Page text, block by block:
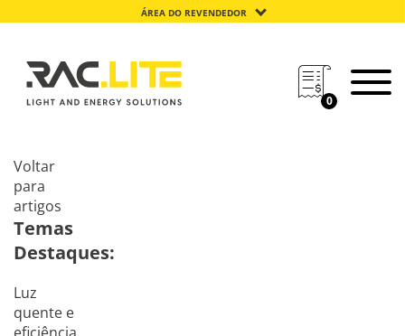
ÁREA DO REVENDEDOR
0
Voltar
para
artigos
Temas
Destaques:
Luz
quente e